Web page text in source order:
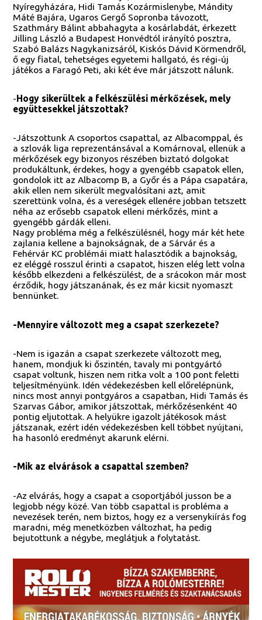
Nyíregyházára, Hidi Tamás Kozármislenybe, Mándity
Máté Bajára, Ugaros Gergő Sopronba távozott,
Szathmáry Bálint abbahagyta a kosárlabdát, érkezett
Jilling László a Budapest Honvédtól irányító posztra,
Szabó Balázs Nagykanizsáról, Kiskós Dávid Körmendről,
ő egy fiatal, tehetséges egyetemi hallgató, és régi-új
játékos a Faragó Peti, aki két éve már játszott nálunk.
-Hogy sikerültek a felkészülési mérkőzések, mely
együttesekkel játszottak?
-Játszottunk A csoportos csapattal, az Albacomppal, és
a szlovák liga reprezentánsával a Komárnoval, ellenük a
mérkőzések egy bizonyos részében biztató dolgokat
produkáltunk, érdekes, hogy a gyengébb csapatok ellen,
gondolok itt az Albacomp B, a Győr és a Pápa csapatára,
akik ellen nem sikerült megvalósítani azt, amit
szerettünk volna, és a vereségek ellenére jobban tetszett
néha az erősebb csapatok elleni mérkőzés, mint a
gyengébb gárdák elleni.
Nagy probléma még a felkészülésnél, hogy már két hete
zajlania kellene a bajnokságnak, de a Sárvár és a
Fehérvár KC problémái miatt halasztódik a bajnokság,
ez eléggé rosszul érinti a csapatot, hiszen elég lett volna
később elkezdeni a felkészülést, de a srácokon már most
érződik, hogy játszanának, és ez már kicsit nyomaszt
bennünket.
-Mennyire változott meg a csapat szerkezete?
-Nem is igazán a csapat szerkezete változott meg,
hanem, mondjuk ki őszintén, tavaly mi pontgyártó
csapat voltunk, hiszen nem ritka volt a 100 pont feletti
teljesítményünk. Idén védekezésben kell előrelépnünk,
nincs most annyi pontgyáros a csapatban, Hidi Tamás és
Szarvas Gábor, amikor játszottak, mérkőzésenként 40
pontig eljutottak. A helyükre igazolt játékosok mást
játszanak, ezért idén védekezésben kell többet nyújtani,
ha hasonló eredményt akarunk elérni.
-Mik az elvárások a csapattal szemben?
-Az elvárás, hogy a csapat a csoportjából jusson be a
legjobb négy közé. Van több csapattal is probléma a
nevezések terén, nem biztos, hogy ez a versenykiírás fog
maradni, még menetközben változhat, ha pedig
bejutottunk a négybe, meglátjuk a folytatást.